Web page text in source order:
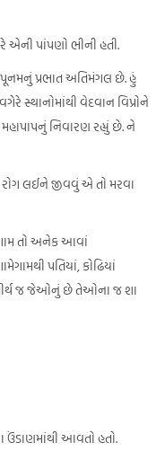
એની પાંપણો ભીની હતી.
પૂનમનું પ્રભાત અતિમંગલ છે. હું
સ્થાનોમાંથી વેદવાન વિપ્રોને
નિવારણ રહ્યું છે. ને
રોગ લઈને જીવવું એ તો મરવા
તો અનેક આવાં
પતિયાં, કોઢિયાં
જ જેઓનું છે તેઓના જ શા
આવતો હતો.